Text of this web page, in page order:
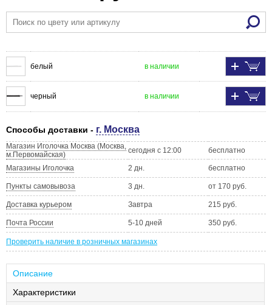
белый в наличии
черный в наличии
Способы доставки - г. Москва
Магазин Иголочка Москва (Москва,
м.Первомайская)
сегодня с 12:00 бесплатно
Магазины Иголочка 2 дн. бесплатно
Пункты самовывоза 3 дн. от 170 руб.
Доставка курьером Завтра 215 руб.
Почта России 5-10 дней 350 руб.
Проверить наличие в розничных магазинах
Описание
Характеристики